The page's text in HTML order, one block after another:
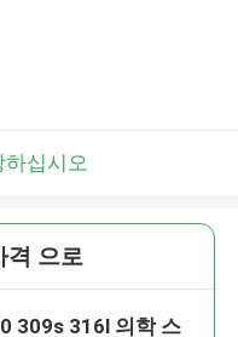
하십시오
격 으로
309s 316l 의학 스